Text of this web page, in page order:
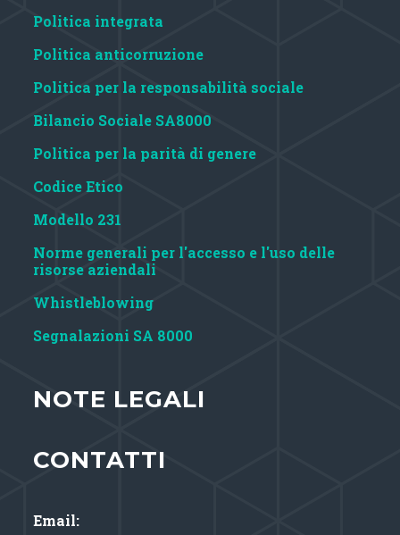
Politica integrata
Politica anticorruzione
Politica per la responsabilità sociale
Bilancio Sociale SA8000
Politica per la parità di genere
Codice Etico
Modello 231
Norme generali per l'accesso e l'uso delle
risorse aziendali
Whistleblowing
Segnalazioni SA 8000
NOTE LEGALI
CONTATTI
Email: